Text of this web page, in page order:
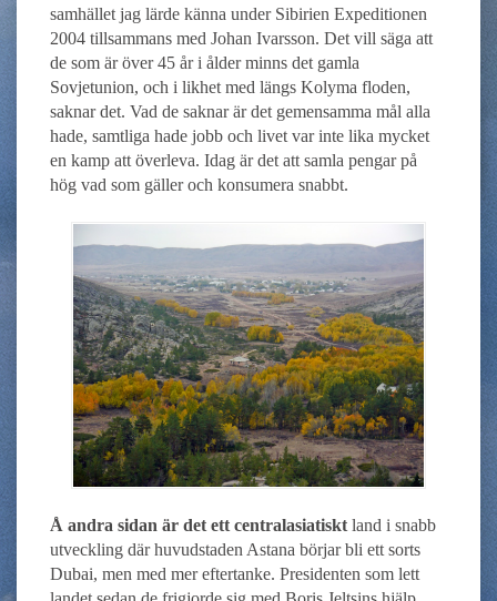
samhället jag lärde känna under Sibirien Expeditionen
2004 tillsammans med Johan Ivarsson. Det vill säga att
de som är över 45 år i ålder minns det gamla
Sovjetunion, och i likhet med längs Kolyma floden,
saknar det. Vad de saknar är det gemensamma mål alla
hade, samtliga hade jobb och livet var inte lika mycket
en kamp att överleva. Idag är det att samla pengar på
hög vad som gäller och konsumera snabbt.
Å andra sidan är det ett centralasiatiskt land i snabb
utveckling där huvudstaden Astana börjar bli ett sorts
Dubai, men med mer eftertanke. Presidenten som lett